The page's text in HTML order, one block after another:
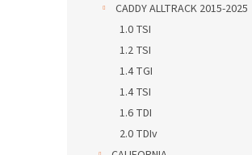
CADDY ALLTRACK 2015-2025
1.0 TSI
1.2 TSI
1.4 TGI
1.4 TSI
1.6 TDI
2.0 TDIv